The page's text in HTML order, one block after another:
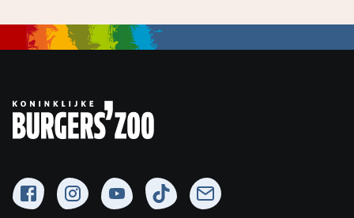
FacebookInstagramYouTubeTikTok Newsletter